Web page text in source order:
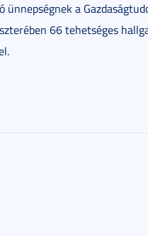
a
66 tehetséges